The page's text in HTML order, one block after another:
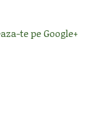
te pe Google+